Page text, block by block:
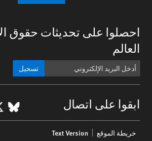
احصلوا على تحديثات حقوق
العالم
تسجيل
ابقوا على اتصال
menu
خريطة الموقع Text Version